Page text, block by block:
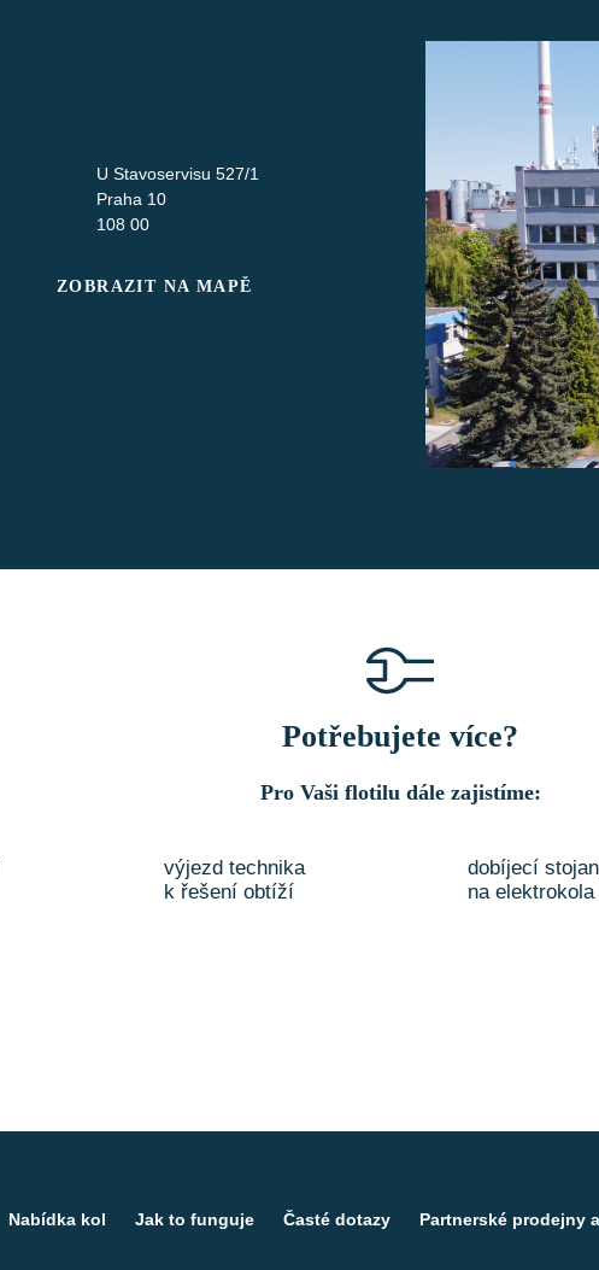
U Stavoservisu 527/1
Praha 10
108 00
ZOBRAZIT NA MAPĚ
Potřebujete více?
Pro Vaši flotilu dále zajistíme:
výjezd technika
k řešení obtíží
dobíjecí
na elektrokola
Nabídka kol Jak to funguje Časté dotazy Partnerské prodejny